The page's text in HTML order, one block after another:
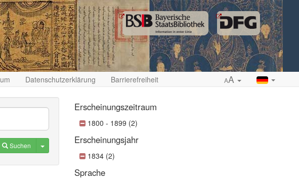
Datenschutzerklärung Barrierefreiheit AA
Suchen Toggle Dropdown
Erscheinungszeitraum
1800 - 1899 (2)
Erscheinungsjahr
1834 (2)
Sprache